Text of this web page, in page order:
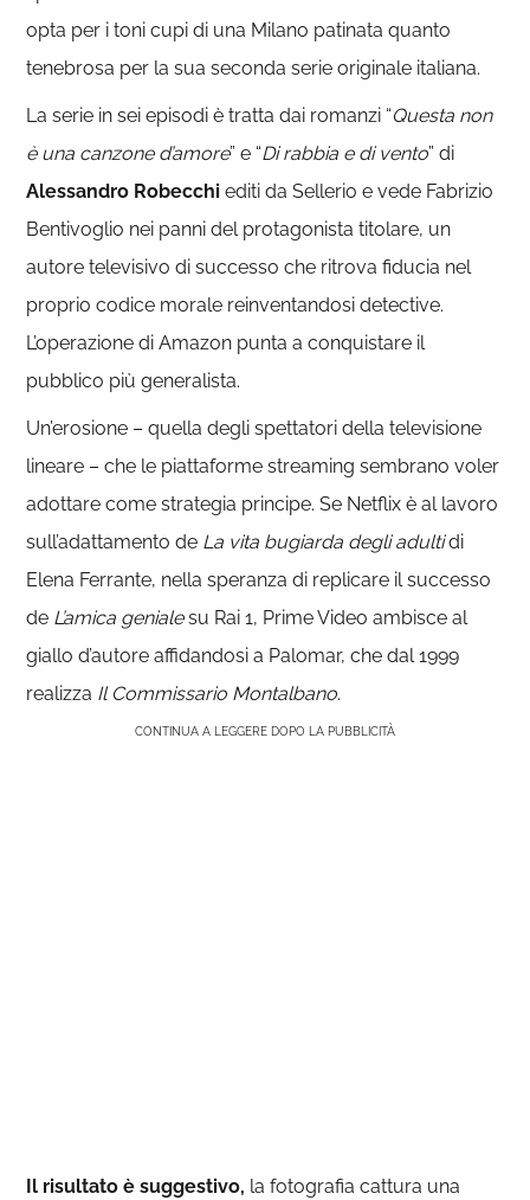
opta per i toni cupi di una Milano patinata quanto
tenebrosa per la sua seconda serie originale italiana.
La serie in sei episodi è tratta dai romanzi “Questa non
è una canzone d’amore” e “Di rabbia e di vento” di
Alessandro Robecchi editi da Sellerio e vede Fabrizio
Bentivoglio nei panni del protagonista titolare, un
autore televisivo di successo che ritrova fiducia nel
proprio codice morale reinventandosi detective.
L’operazione di Amazon punta a conquistare il
pubblico più generalista.
Un’erosione – quella degli spettatori della televisione
lineare – che le piattaforme streaming sembrano voler
adottare come strategia principe. Se Netflix è al lavoro
sull’adattamento de La vita bugiarda degli adultidi
Elena Ferrante, nella speranza di replicare il successo
de L’amica genialesu Rai 1, Prime Video ambisce al
giallo d’autore affidandosi a Palomar, che dal 1999
realizza Il Commissario Montalbano.
CONTINUA A LEGGERE DOPO LA PUBBLICITÀ
Il risultato è suggestivo, la fotografia cattura una